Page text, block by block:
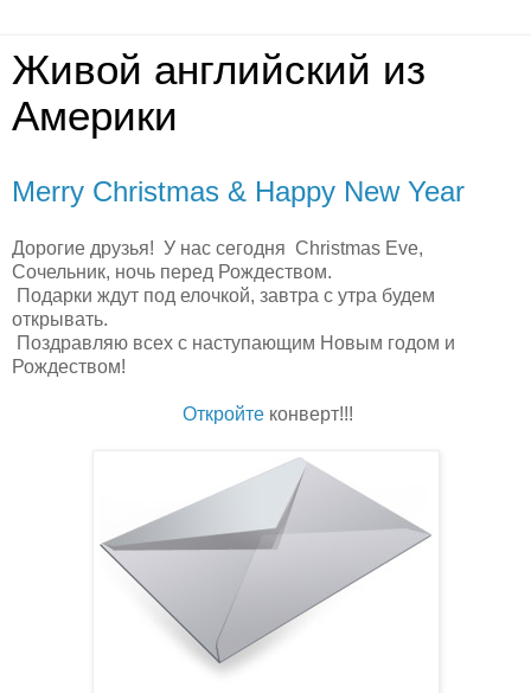
Живой английский из
Америки
Merry Christmas & Happy New Year
Дорогие друзья! У нас сегодня Christmas Eve,
Сочельник, ночь перед Рождеством.
Подарки ждут под елочкой, завтра с утра будем
открывать.
Поздравляю всех с наступающим Новым годом и
Рождеством!
Откройте конверт!!!